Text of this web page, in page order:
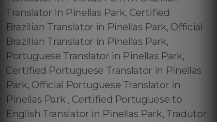
Translator in Pinellas Park, Certified
Brazilian Translator in Pinellas Park, Official
Brazilian Translator in Pinellas Park,
Portuguese Translator in Pinellas Park,
Certified Portuguese Translator in Pinellas
Park, Official Portuguese Translator in
Pinellas Park , Certified Portuguese to
English Translator in Pinellas Park, Tradutor